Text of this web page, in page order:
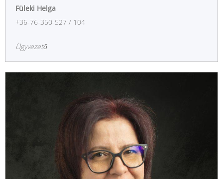
Füleki Helga
+36-76-350-527 / 104
Ügyvezető